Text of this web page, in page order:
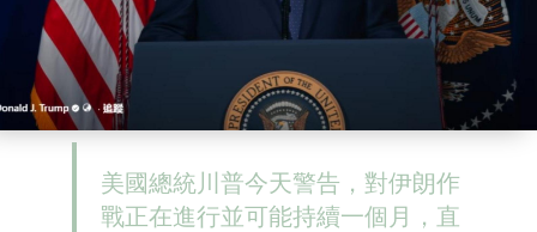
美國總統川普今天警告，對伊朗作
戰正在進行並可能持續一個月，直